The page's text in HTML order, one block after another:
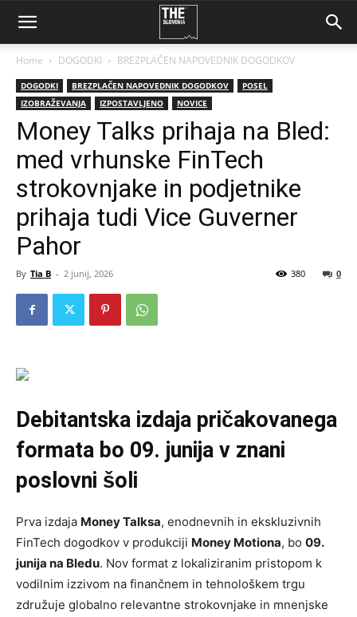
Home DOGODKI BREZPLAČEN NAPOVEDNIK DOGODKOV
DOGODKI BREZPLAČEN NAPOVEDNIK DOGODKOV
POSEL
IZOBRAŽEVANJA
IZPOSTAVLJENO NOVICE
Money Talks prihaja na Bled:
med vrhunske FinTech
strokovnjake in podjetnike
prihaja tudi Vice Guverner
Pahor
By Tia B - 2 junij, 2026 0
380
Debitantska izdaja pričakovanega
formata bo 09. junija v znani
poslovni šoli
Prva izdaja Money Talksa, enodnevnih in ekskluzivnih
FinTech dogodkov v produkciji Money Motiona, bo 09.
junija na Bledu. Nov format z lokaliziranim pristopom k
vodilnim izzivom na finančnem in tehnološkem trgu
združuje globalno relevantne strokovnjake in mnenjske